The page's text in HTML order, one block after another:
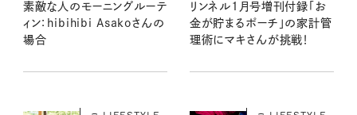
素敵な人のモーニングルーテ
ィン：hibihibi Asakoさんの
場合
リンネル1月号増刊付録「お
金が貯まるポーチ」の家計管
理術にマキさんが挑戦！